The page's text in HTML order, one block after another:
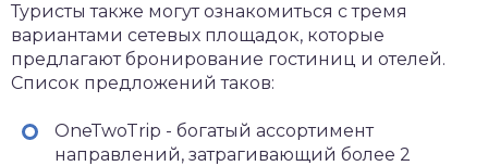
Туристы также могут ознакомиться с тремя
вариантами сетевых площадок, которые
предлагают бронирование гостиниц и отелей.
Список предложений таков:
OneTwoTrip - богатый ассортимент
направлений, затрагивающий более 2